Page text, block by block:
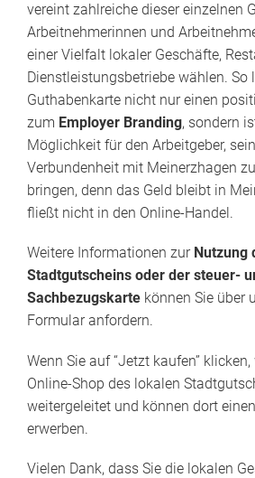
vereint zahlreiche dieser einzelnen
Arbeitnehmerinnen und
einer Vielfalt lokaler Geschäfte,
Dienstleistungsbetriebe wählen. So
Guthabenkarte nicht nur einen
zum Employer Branding, sondern
Möglichkeit für den Arbeitgeber,
Verbundenheit mit Meinerzhagen
bringen, denn das Geld bleibt in
fließt nicht in den Online-Handel.
Weitere Informationen zur Nutzung
Stadtgutscheins oder der steuer-
Sachbezugskarte können Sie über
Formular anfordern.
Wenn Sie auf “Jetzt kaufen”
Online-Shop des lokalen
weitergeleitet und können dort
erwerben.
Vielen Dank, dass Sie die lokalen